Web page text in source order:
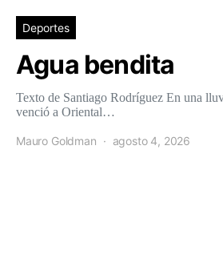
Deportes
Agua bendita
Texto de Santiago Rodríguez En una
venció a Oriental…
Mauro Goldman agosto 4, 2026